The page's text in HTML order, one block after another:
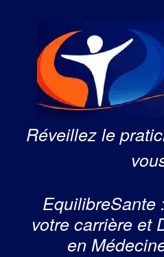
Réveillez le
EquilibreSante
votre carrière et
en